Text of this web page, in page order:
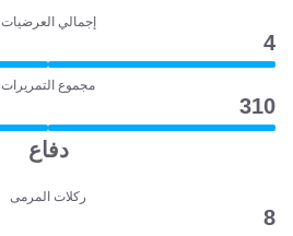
إجمالي العرضيات
4
مجموع التمريرات
310
دفاع
ركلات المرمى
8